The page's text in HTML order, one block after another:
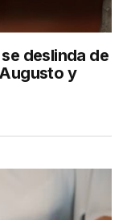
deslinda de
y